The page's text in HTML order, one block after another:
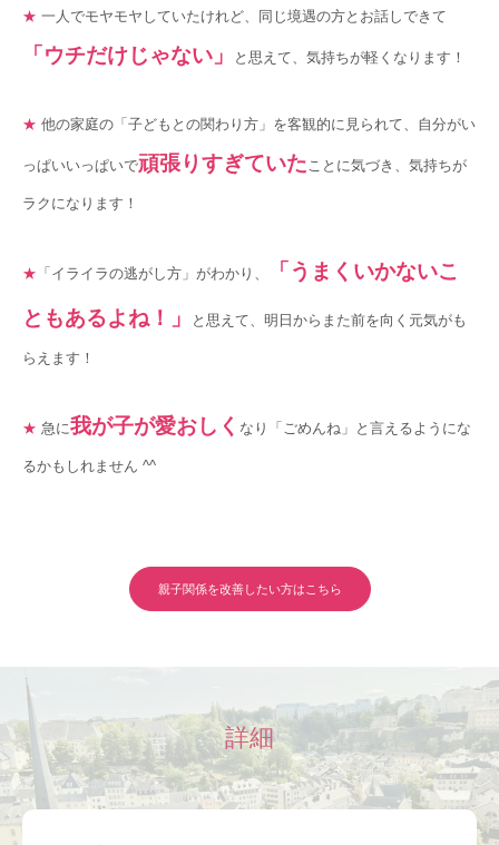
★ 一人でモヤモヤしていたけれど、同じ境遇の方とお話しできて
「ウチだけじゃない」 と思えて、気持ちが軽くなります！
★ 他の家庭の「子どもとの関わり方」を客観的に見られて、自分がい
っぱいいっぱいで頑張りすぎていたことに気づき、気持ちが
ラクになります！
★ 「イライラの逃がし方」がわかり、
「うまくいかないこ
ともあるよね！」
と思えて、明日からまた前を向く元気がも
らえます！
★ 急に我が子が愛おしく なり「ごめんね」と言えるようにな
るかもしれません ^^
親子関係を改善したい方はこちら
詳細